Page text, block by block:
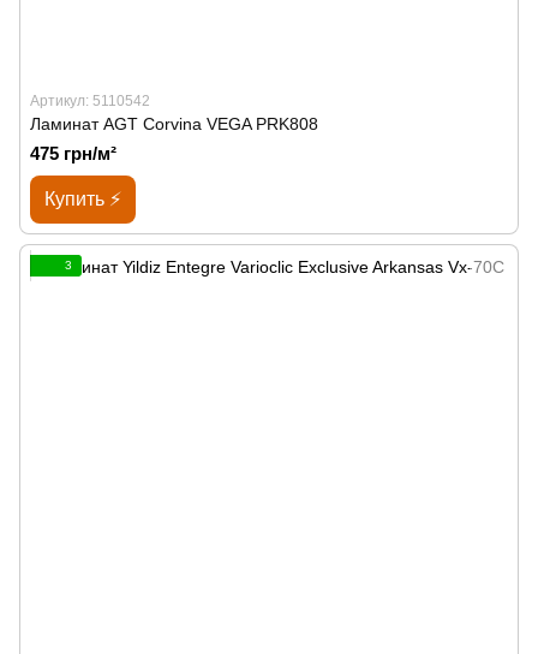
Артикул: 5110542
Ламинат AGT Corvina VEGA PRK808
475 грн/м²
Купить ⚡
3